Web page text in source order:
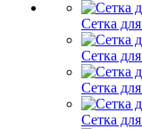
Сетка
Сетка
Сетка
Сетка